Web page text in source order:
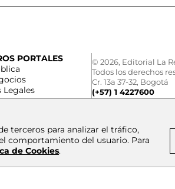
PORTALES
Legales
© 2026, Editorial La
Todos los derechos
Cr. 13a 37-32, Bogotá
(+57) 1 4227600
terceros para analizar el tráfico,
comportamiento del usuario. Para
de Cookies.